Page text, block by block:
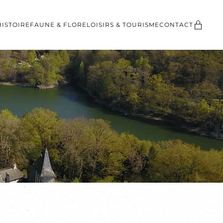
FAUNE & FLORELOISIRS & TOURISMECONTACT